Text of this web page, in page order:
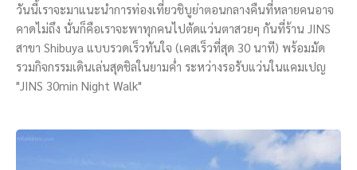
วันนี้เราจะมาแนะนำการท่องเที่ยวชิบูย่าตอนกลางคืนที่หลายคนอาจ
คาดไม่ถึง นั่นก็คือเราจะพาทุกคนไปตัดแว่นตาสวยๆ กันที่ร้าน JINS
สาขา Shibuya แบบรวดเร็วทันใจ (เคสเร็วที่สุด 30 นาที) พร้อมมัด
รวมกิจกรรมเดินเล่นสุดชิลในยามค่ำ ระหว่างรอรับแว่นในแคมเปญ
"JINS 30min Night Walk"